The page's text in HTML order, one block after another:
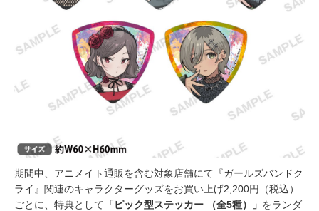
期間中、アニメイト通販を含む対象店舗にて『ガールズバンドク
ライ』関連のキャラクターグッズをお買い上げ2,200円（税込）
ごとに、特典として 「ピック型ステッカー （全5種）」 をランダ